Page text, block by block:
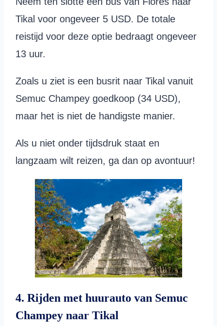
Tikal voor ongeveer 5 USD. De totale
reistijd voor deze optie bedraagt ongeveer
13 uur.
Zoals u ziet is een busrit naar Tikal vanuit
Semuc Champey goedkoop (34 USD),
maar het is niet de handigste manier.
Als u niet onder tijdsdruk staat en
langzaam wilt reizen, ga dan op avontuur!
4. Rijden met huurauto van Semuc
Champey naar Tikal